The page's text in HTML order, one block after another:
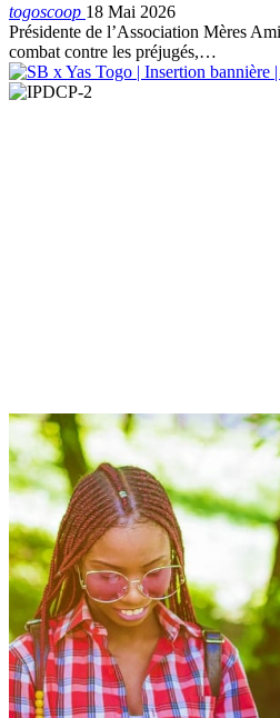
togoscoop 18 Mai 2026
Présidente de l’Association Mères
combat contre les préjugés,…